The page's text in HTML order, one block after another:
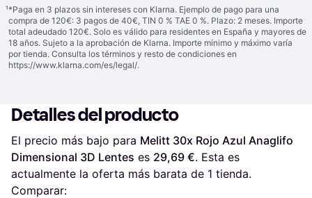
¹*Paga en 3 plazos sin intereses con Klarna. Ejemplo de pago para una
compra de 120€: 3 pagos de 40€, TIN 0 % TAE 0 %. Plazo: 2 meses. Importe
total adeudado 120€. Solo es válido para residentes en España y mayores de
18 años. Sujeto a la aprobación de Klarna. Importe mínimo y máximo varía
por tienda. Consulta los términos y resto de condiciones en
https://www.klarna.com/es/legal/.
Detalles del producto
El precio más bajo para Melitt 30x Rojo Azul Anaglifo
Dimensional 3D Lentes es 29,69 €. Esta es
actualmente la oferta más barata de 1 tienda.
Comparar: